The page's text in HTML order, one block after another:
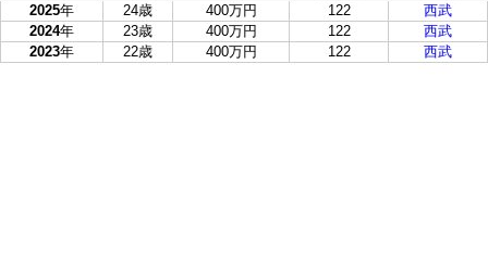
2025年 24歳 400万円 122
西武
2024年 23歳 400万円 122
西武
2023年 22歳 400万円 122 西武